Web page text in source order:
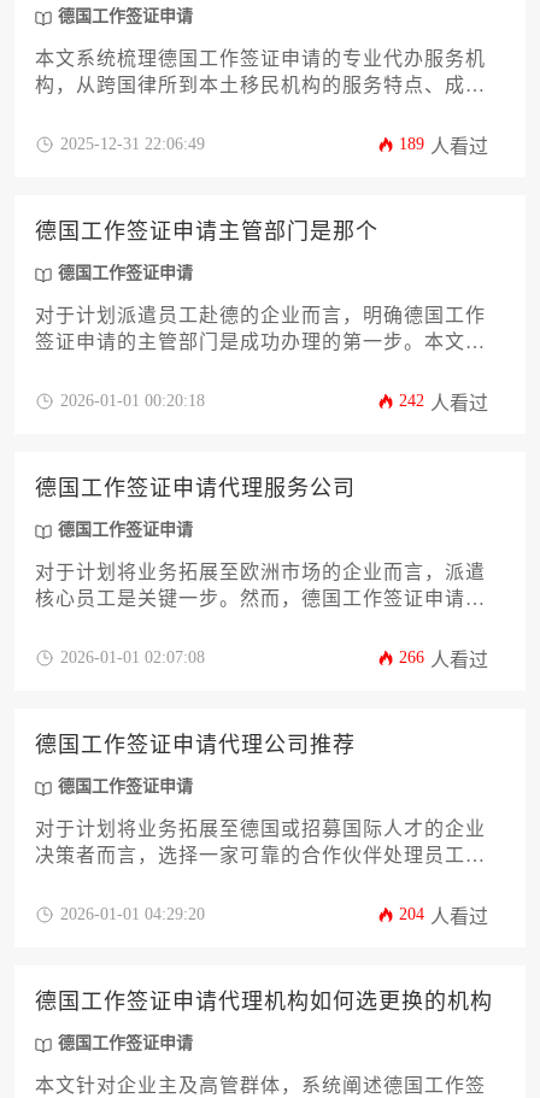
德国工作签证申请
本文系统梳理德国工作签证申请的专业代办服务机
构，从跨国律所到本土移民机构的服务特点、成功
供机构选择的核心评估维度与实操建议，助力企业
2025-12-31 22:06:49 189 人看过
德国工作签证申请主管部门是那个
德国工作签证申请
对于计划派遣员工赴德的企业而言，明确德国工作
签证申请的主管部门是成功办理的第一步。本文将
德国驻外使领馆以及境内关键的外国人管理局，并
助企业规避常见误区，提升签证获批效率，确保外
派工作顺利推进。
2026-01-01 00:20:18 242 人看过
德国工作签证申请代理服务公司
德国工作签证申请
对于计划将业务拓展至欧洲市场的企业而言，派遣
核心员工是关键一步。然而，德国工作签证申请流
择一家专业的德国工作签证申请代理服务公司，能
统阐述其为企业带来的核心价值，助力企业高管做
出明智决策。
2026-01-01 02:07:08 266 人看过
德国工作签证申请代理公司推荐
德国工作签证申请
对于计划将业务拓展至德国或招募国际人才的企业
决策者而言，选择一家可靠的合作伙伴处理员工的
签证申请代理公司的筛选标准，从公司资质、服务
潜在风险，显著提升签证获批效率，助力企业全球
化战略的顺利实施。
2026-01-01 04:29:20 204 人看过
德国工作签证申请代理机构如何选更换的机构
德国工作签证申请
本文针对企业主及高管群体，系统阐述德国工作签